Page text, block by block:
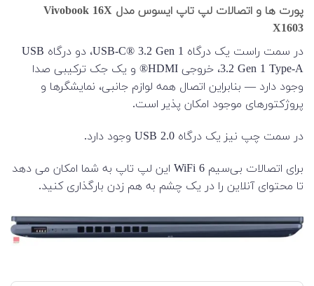
پورت ها و اتصالات لپ تاپ ایسوس مدل Vivobook 16X
X1603
در سمت راست یک درگاه USB-C® 3.2 Gen 1، دو درگاه USB
3.2 Gen 1 Type-A، خروجی HDMI® و یک جک ترکیبی صدا
وجود دارد — بنابراین اتصال همه لوازم جانبی، نمایشگرها و
پروژکتورهای موجود امکان پذیر است.
در سمت چپ نیز یک درگاه USB 2.0 وجود دارد.
برای اتصالات بی‌سیم WiFi 6 این لپ تاپ به شما امکان می دهد
تا محتوای آنلاین را در یک چشم به هم زدن بارگذاری کنید.